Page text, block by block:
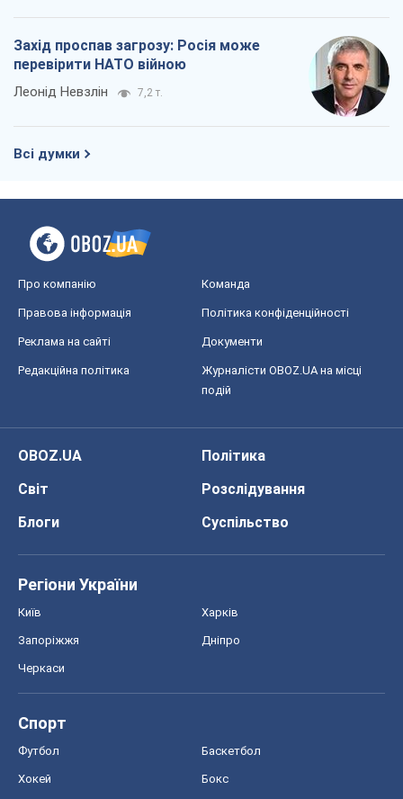
Захід проспав загрозу: Росія може
перевірити НАТО війною
Леонід Невзлін 7,2 т.
Всі думки
Про компанію Команда
Правова інформація Політика конфіденційності
Реклама на сайті Документи
Редакційна політика
Журналісти OBOZ.UA на місці
подій
OBOZ.UA
Політика
Світ
Розслідування
Блоги
Суспільство
Регіони України
Київ Харків
Запоріжжя Дніпро
Черкаси
Спорт
Футбол Баскетбол
Хокей Бокс